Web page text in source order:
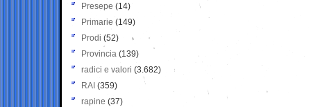
Presepe (14)
Primarie (149)
Prodi (52)
Provincia (139)
radici e valori (3.682)
RAI (359)
rapine (37)